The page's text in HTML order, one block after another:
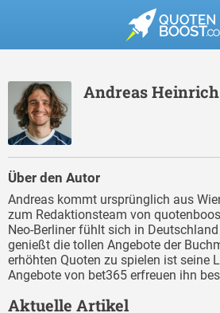
Andreas Heinrich
Über den Autor
Andreas kommt ursprünglich aus
zum Redaktionsteam von
Neo-Berliner fühlt sich in
genießt die tollen Angebote der
erhöhten Quoten zu spielen ist seine
Angebote von bet365 erfreuen ihn
Aktuelle Artikel